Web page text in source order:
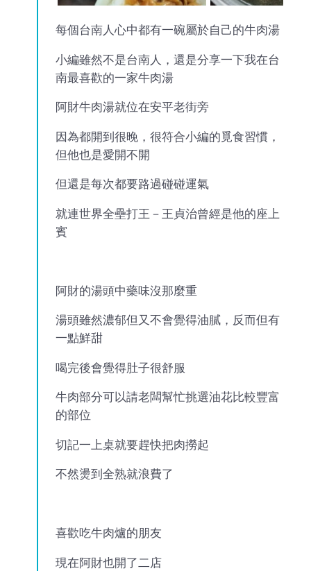
每個台南人心中都有一碗屬於自己的牛肉湯
小編雖然不是台南人，還是分享一下我在台
南最喜歡的一家牛肉湯
阿財牛肉湯就位在安平老街旁
因為都開到很晚，很符合小編的覓食習慣，
但他也是愛開不開
但還是每次都要路過碰碰運氣
就連世界全壘打王－王貞治曾經是他的座上
賓
阿財的湯頭中藥味沒那麼重
湯頭雖然濃郁但又不會覺得油膩，反而但有
一點鮮甜
喝完後會覺得肚子很舒服
牛肉部分可以請老闆幫忙挑選油花比較豐富
的部位
切記一上桌就要趕快把肉撈起
不然燙到全熟就浪費了
喜歡吃牛肉爐的朋友
現在阿財也開了二店